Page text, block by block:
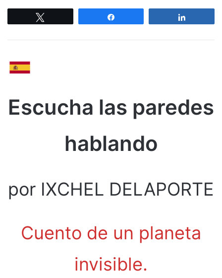
Escucha las paredes
hablando
por IXCHEL DELAPORTE
Cuento de un planeta
invisible.